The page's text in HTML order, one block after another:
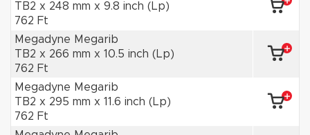
TB2 x 248 mm x 9.8 inch (Lp)
762 Ft
Megadyne Megarib
TB2 x 266 mm x 10.5 inch (Lp)
762 Ft
Megadyne Megarib
TB2 x 295 mm x 11.6 inch (Lp)
762 Ft